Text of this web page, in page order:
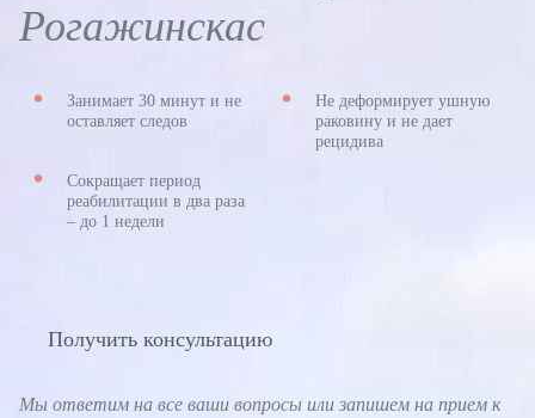
Информация о медицинской организации
Пластическая хирургия
Увеличение груди
Коррекция ушей
Пластика носа
Рогажинскас
Занимает 30 минут и не
оставляет следов
Не деформирует ушную
раковину и не дает
рецидива
Сокращает период
реабилитации в два раза
– до 1 недели
Получить консультацию
Мы ответим на все ваши вопросы или запишем на прием к